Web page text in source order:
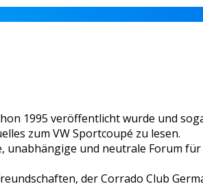
1995 veröffentlicht wurde und
zum VW Sportcoupé zu lesen.
unabhängige und neutrale Forum
der Corrado Club